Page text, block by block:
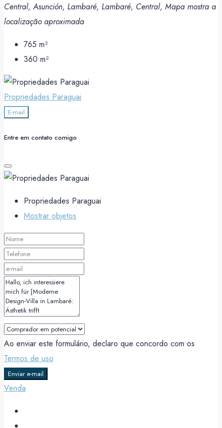
Central, Asunción, Lambaré, Lambaré, Central, Mapa mostra a
localização aproximada
765 m²
360 m²
Propriedades Paraguai
E-mail
Entre em contato comigo
Propriedades Paraguai
Mostrar objetos
Ao enviar este formulário, declaro que concordo com os
Termos de uso
Enviar e-mail
Venda